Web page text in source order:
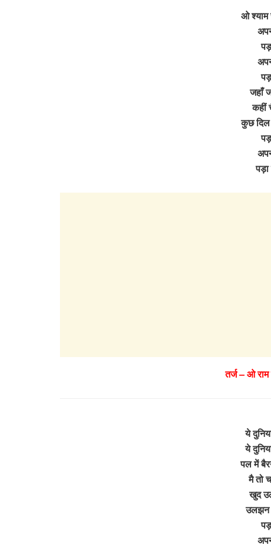
ओ श्याम
जहाँ
कहीं
कुछ दिल
तर्ज – ओ राम
ये
ये
पल में
मै तो
खुद
उलझन